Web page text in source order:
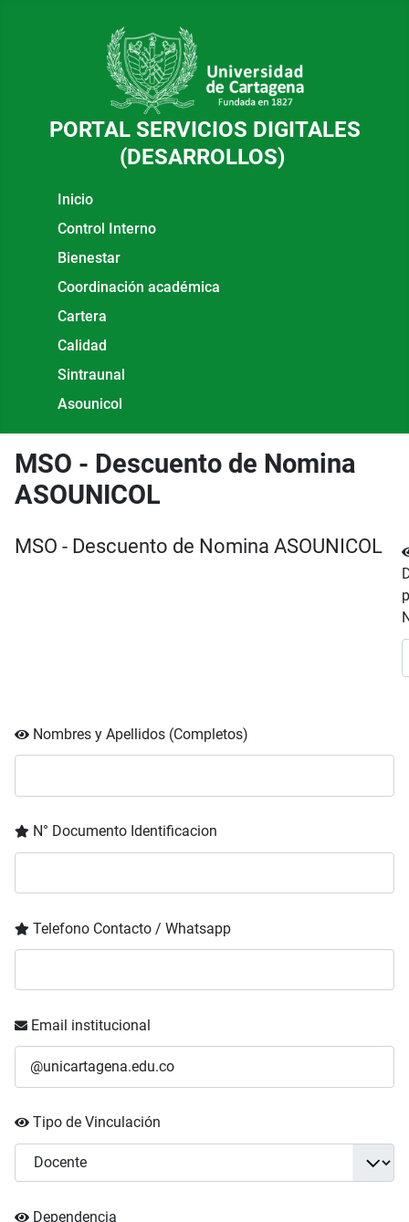
PORTAL SERVICIOS DIGITALES
(DESARROLLOS)
Inicio
Control Interno
Bienestar
Coordinación académica
Cartera
Calidad
Sintraunal
Asounicol
MSO - Descuento de Nomina
ASOUNICOL
MSO - Descuento de Nomina ASOUNICOL
Nombres y Apellidos (Completos)
N° Documento Identificacion
Telefono Contacto / Whatsapp
Email institucional
Tipo de Vinculación
Dependencia